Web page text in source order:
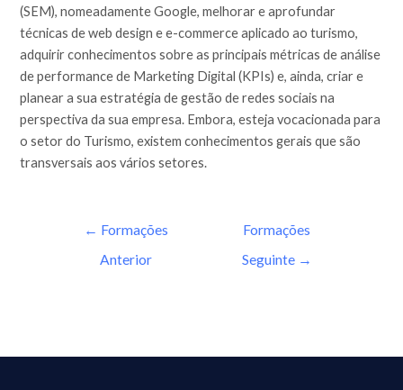
(SEM), nomeadamente Google, melhorar e aprofundar
técnicas de web design e e-commerce aplicado ao turismo,
adquirir conhecimentos sobre as principais métricas de análise
de performance de Marketing Digital (KPIs) e, ainda, criar e
planear a sua estratégia de gestão de redes sociais na
perspectiva da sua empresa. Embora, esteja vocacionada para
o setor do Turismo, existem conhecimentos gerais que são
transversais aos vários setores.
← Formações
Anterior
Formações
Seguinte →